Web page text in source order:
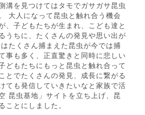
溝を見つけてはタモでガサガサ昆虫
大人になって昆虫と触れ合う機会
、子どもたちが生まれ、こども達と
うちに、たくさんの発見や思い出が
たくさん捕まえた昆虫が今では捕
事も多く、正直驚きと同時に悲しい
どもたちにもっと昆虫と触れ合って
とでたくさんの発見、成長に繋がる
ても発信していきたいなと家族で活
昆虫基地」サイトを立ち上げ、昆
ことにしました。